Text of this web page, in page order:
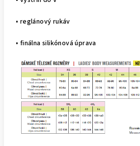
• reglánový rukáv
• finálna silikónová úprava